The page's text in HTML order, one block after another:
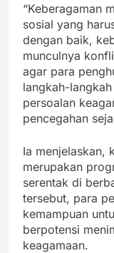
“Keberagaman
sosial yang
dengan baik,
munculnya
agar para
langkah-
persoalan
pencegahan
Ia menjelaskan,
merupakan
serentak di
tersebut, para
kemampuan
berpotensi
keagamaan.